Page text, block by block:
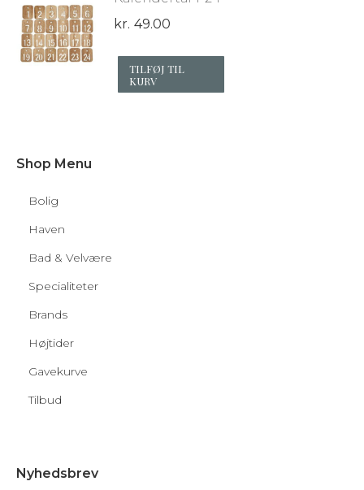
kr. 49.00
TILFØJ TIL
KURV
Shop Menu
Bolig
Haven
Bad & Velvære
Specialiteter
Brands
Højtider
Gavekurve
Tilbud
Nyhedsbrev